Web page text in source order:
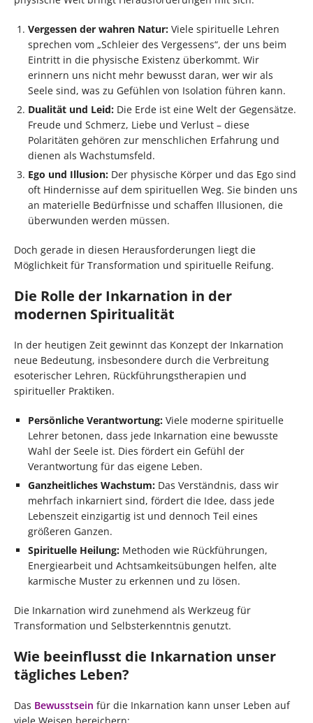
Vergessen der wahren Natur: Viele spirituelle Lehren
sprechen vom „Schleier des Vergessens“, der uns beim
Eintritt in die physische Existenz überkommt. Wir
erinnern uns nicht mehr bewusst daran, wer wir als
Seele sind, was zu Gefühlen von Isolation führen kann.
Dualität und Leid: Die Erde ist eine Welt der Gegensätze.
Freude und Schmerz, Liebe und Verlust – diese
Polaritäten gehören zur menschlichen Erfahrung und
dienen als Wachstumsfeld.
Ego und Illusion: Der physische Körper und das Ego sind
oft Hindernisse auf dem spirituellen Weg. Sie binden uns
an materielle Bedürfnisse und schaffen Illusionen, die
überwunden werden müssen.
Doch gerade in diesen Herausforderungen liegt die
Möglichkeit für Transformation und spirituelle Reifung.
Die Rolle der Inkarnation in der
modernen Spiritualität
In der heutigen Zeit gewinnt das Konzept der Inkarnation
neue Bedeutung, insbesondere durch die Verbreitung
esoterischer Lehren, Rückführungstherapien und
spiritueller Praktiken.
Persönliche Verantwortung: Viele moderne spirituelle
Lehrer betonen, dass jede Inkarnation eine bewusste
Wahl der Seele ist. Dies fördert ein Gefühl der
Verantwortung für das eigene Leben.
Ganzheitliches Wachstum: Das Verständnis, dass wir
mehrfach inkarniert sind, fördert die Idee, dass jede
Lebenszeit einzigartig ist und dennoch Teil eines
größeren Ganzen.
Spirituelle Heilung: Methoden wie Rückführungen,
Energiearbeit und Achtsamkeitsübungen helfen, alte
karmische Muster zu erkennen und zu lösen.
Die Inkarnation wird zunehmend als Werkzeug für
Transformation und Selbsterkenntnis genutzt.
Wie beeinflusst die Inkarnation unser
tägliches Leben?
Das Bewusstsein für die Inkarnation kann unser Leben auf
viele Weisen bereichern: